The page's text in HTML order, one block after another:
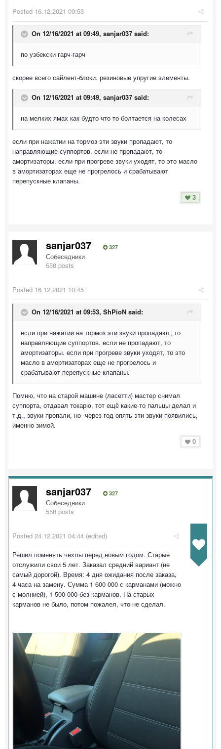
Posted 16.12.2021 09:53
On 12/16/2021 at 09:49, sanjar037 said:
по узбекски гарч-гарч
скорее всего сайлент-блоки. резиновые упругие элементы.
On 12/16/2021 at 09:49, sanjar037 said:
на мелких ямах как будто что то болтается на колесах
если при нажатии на тормоз эти звуки пропадают, то
направляющие суппортов. если не пропадают, то
амортизаторы. если при прогреве звуки уходят, то это масло
в амортизаторах еще не прогрелось и срабатывают
перепускные клапаны.
3
sanjar037 327
Собеседники
558 posts
Posted 16.12.2021 10:45
On 12/16/2021 at 09:53, ShPioN said:
если при нажатии на тормоз эти звуки пропадают, то
направляющие суппортов. если не пропадают, то
амортизаторы. если при прогреве звуки уходят, то это
масло в амортизаторах еще не прогрелось и
срабатывают перепускные клапаны.
Помню, что на старой машине (ласетти) мастер снимал
суппорта, отдавал токарю, тот ещё какие-то пальцы делал и
т.д., звуки пропали, но через год опять эти звуки появились,
именно зимой.
0
sanjar037 327
Собеседники
558 posts
Posted 24.12.2021 04:44 (edited)
Решил поменять чехлы перед новым годом. Старые
отслужили свои 5 лет. Заказал средний вариант (не
самый дорогой). Время: 4 дня ожидания после заказа,
4 часа на замену. Сумма 1 600 000 с карманами (можно
с молнией), 1 500 000 без карманов. На старых
карманов не было, потом пожалел, что не сделал.